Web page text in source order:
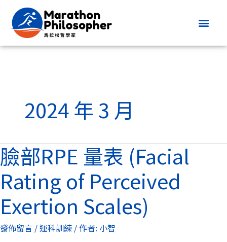
要
2024 年 3 月
臉部RPE 量表 (Facial
Rating of Perceived
Exertion Scales)
發佈留言 /運科訓練 / 作者: 小智
臉
部
RPE
量
表
(Facial
Rating